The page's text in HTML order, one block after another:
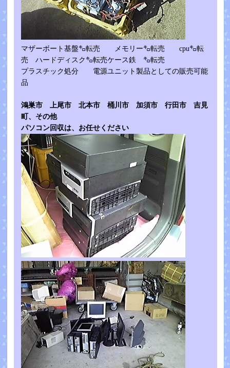
マザーボート基盤㌔転売 メモリー㌔転売 cpu㌔転
売 ハードディスク㌔転売ケース鉄 ㌔転売
プラスチック処分 電源ユニット製品としての販売可能
品
鴻巣市 上尾市 北本市 桶川市 加須市 行田市 吉見
町、その他
パソコン回収は、お任せください